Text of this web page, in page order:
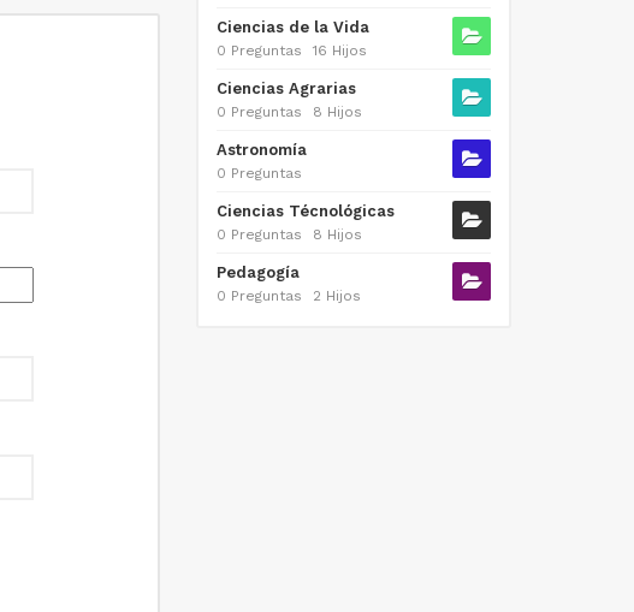
Ciencias de la Vida
0 Preguntas 16 Hijos
Ciencias Agrarias
0 Preguntas 8 Hijos
Astronomía
0 Preguntas
Ciencias Técnológicas
0 Preguntas 8 Hijos
Pedagogía
0 Preguntas 2 Hijos